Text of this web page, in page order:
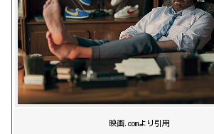
映画.comより引用